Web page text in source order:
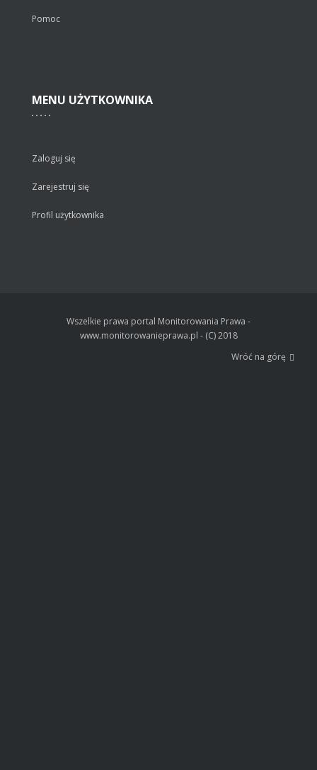
Pomoc
MENU UŻYTKOWNIKA
Zaloguj się
Zarejestruj się
Profil użytkownika
Wszelkie prawa portal Monitorowania Prawa -
www.monitorowanieprawa.pl - (C) 2018
Wróć na górę